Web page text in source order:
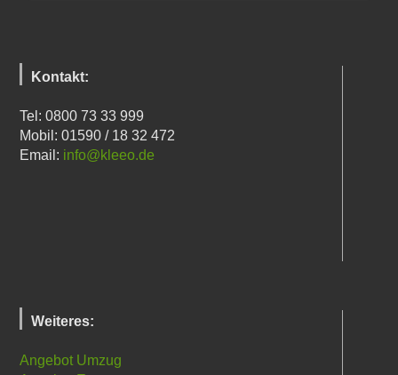
Kontakt:
Tel: 0800 73 33 999
Mobil: 01590 / 18 32 472
Email: info@kleeo.de
Weiteres:
Angebot Umzug